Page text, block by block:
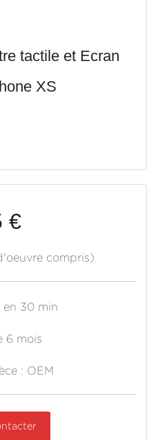
tactile et Ecran
XS
€
compris)
en 30 min
6 mois
: OEM